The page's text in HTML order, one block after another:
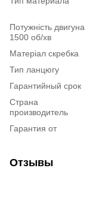
Потужність двигуна
1500 об/хв
Матеріал скребка
Тип ланцюгу
Гарантийный срок
Страна
производитель
Гарантия от
Отзывы